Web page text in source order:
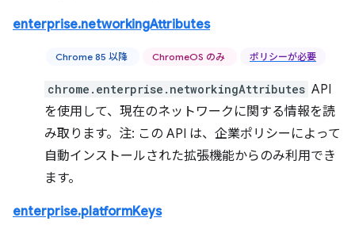
enterprise.networkingAttributes
Chrome 85 以降 ChromeOS のみ ポリシーが必要
chrome.enterprise.networkingAttributes API
を使用して、現在のネットワークに関する情報を読
み取ります。注: この API は、企業ポリシーによって
自動インストールされた拡張機能からのみ利用でき
ます。
enterprise.platformKeys